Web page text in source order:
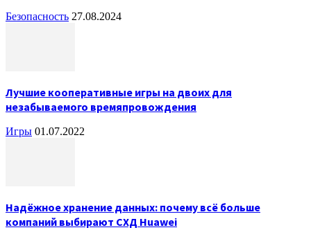
Безопасность 27.08.2024
Лучшие кооперативные игры на двоих для
незабываемого времяпровождения
Игры 01.07.2022
Надёжное хранение данных: почему всё больше
компаний выбирают СХД Huawei